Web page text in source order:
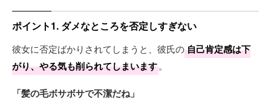
ポイント1. ダメなところを否定しすぎない
彼女に否定ばかりされてしまうと、彼氏の自己肯定感は下
がり、やる気も削られてしまいます。
「髪の毛ボサボサで不潔だね」